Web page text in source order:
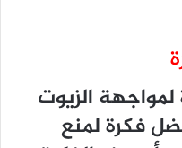
لمواجهة الزيوت
فكرة لمنع